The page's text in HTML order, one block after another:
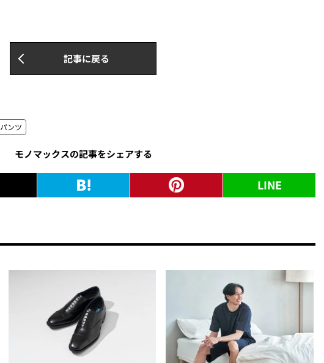
記事に戻る
パンツ
モノマックスの記事をシェアする
LINE